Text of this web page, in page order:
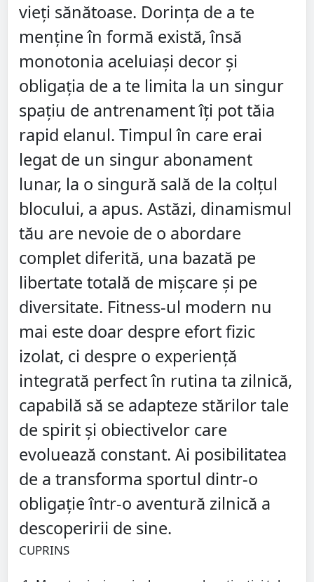
vieți sănătoase. Dorința de a te
menține în formă există, însă
monotonia aceluiași decor și
obligația de a te limita la un singur
spațiu de antrenament îți pot tăia
rapid elanul. Timpul în care erai
legat de un singur abonament
lunar, la o singură sală de la colțul
blocului, a apus. Astăzi, dinamismul
tău are nevoie de o abordare
complet diferită, una bazată pe
libertate totală de mișcare și pe
diversitate. Fitness-ul modern nu
mai este doar despre efort fizic
izolat, ci despre o experiență
integrată perfect în rutina ta zilnică,
capabilă să se adapteze stărilor tale
de spirit și obiectivelor care
evoluează constant. Ai posibilitatea
de a transforma sportul dintr-o
obligație într-o aventură zilnică a
descoperirii de sine.
CUPRINS